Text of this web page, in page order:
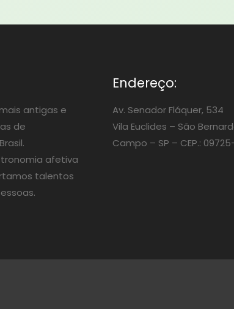
antigas e
de
afetiva
talentos
Endereço:
Av. Senador Fláquer, 534
Vila Euclides – São
Campo – SP – CEP.: